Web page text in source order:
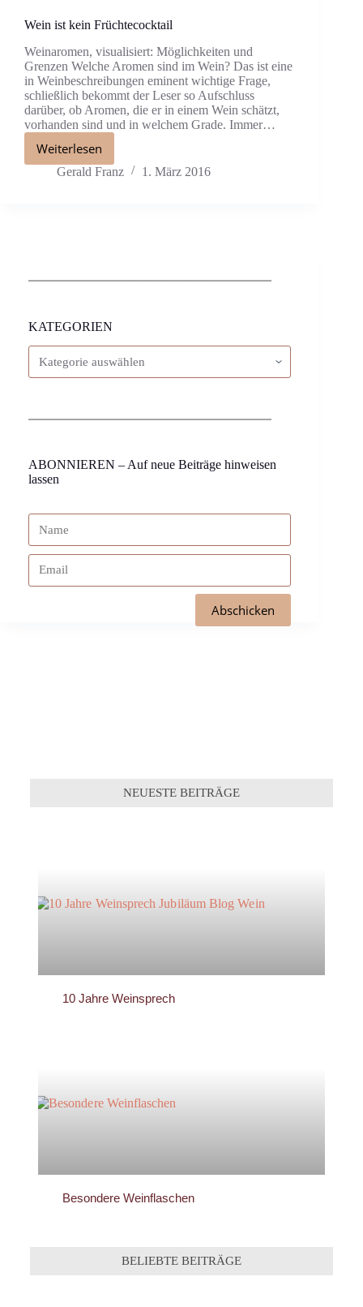
Wein ist kein Früchtecocktail
Weinaromen, visualisiert: Möglichkeiten und
Grenzen Welche Aromen sind im Wein? Das ist eine
in Weinbeschreibungen eminent wichtige Frage,
schließlich bekommt der Leser so Aufschluss
darüber, ob Aromen, die er in einem Wein schätzt,
vorhanden sind und in welchem Grade. Immer…
Weiterlesen
Gerald Franz 1. März 2016
KATEGORIEN
ABONNIEREN – Auf neue Beiträge hinweisen
lassen
NEUESTE BEITRÄGE
10 Jahre Weinsprech
Besondere Weinflaschen
BELIEBTE BEITRÄGE